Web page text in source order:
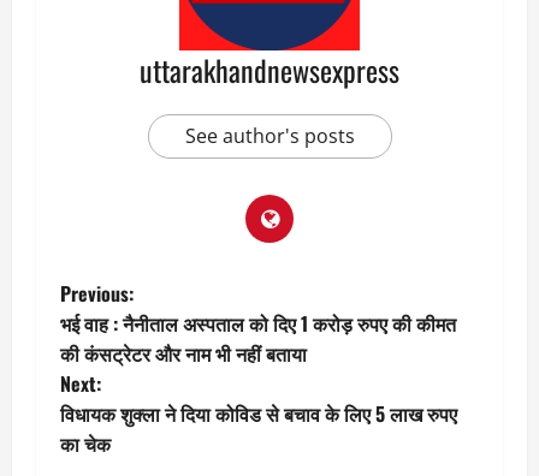
uttarakhandnewsexpress
See author's posts
P
o
s
t
Previous:
भई वाह : नैनीताल अस्पताल को दिए 1 करोड़ रुपए की कीमत
की कंसट्रेटर और नाम भी नहीं बताया
Next:
विधायक शुक्ला ने दिया कोविड से बचाव के लिए 5 लाख रुपए
का चेक